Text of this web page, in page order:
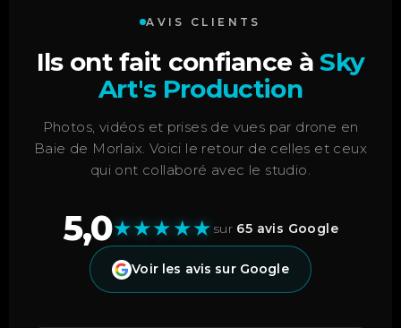
AVIS CLIENTS
Ils ont fait confiance àSky
Art's Production
Photos, vidéos et prises de vues par drone en
Baie de Morlaix. Voici le retour de celles et ceux
qui ont collaboré avec le studio.
5,0★★★★★ sur 65 avis Google
Voir les avis sur Google